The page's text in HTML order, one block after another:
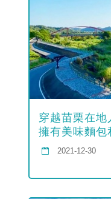
穿越苗栗在
擁有美味麵包
2021-12-30